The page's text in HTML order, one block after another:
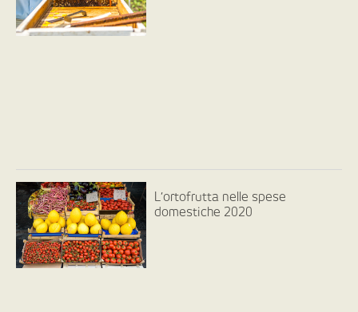
L’ortofrutta nelle spese
domestiche 2020